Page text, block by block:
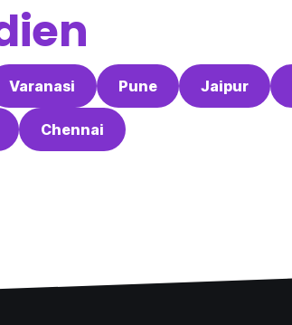
Varanasi Pune Jaipur
Chennai